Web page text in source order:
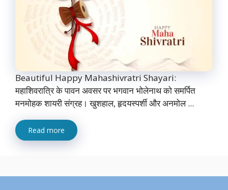
Beautiful Happy Mahashivratri Shayari:
महाशिवरात्रि के पावन अवसर पर भगवान भोलेनाथ को समर्पित
मनमोहक शायरी संग्रह। खुशहाल, हृदयस्पर्शी और अनमोल ...
Read more